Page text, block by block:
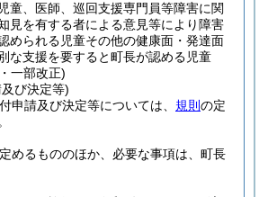
童、医師、巡回支援専門員等障害に関
見を有する者による意見等により障害
められる児童その他の健康面・発達面
な支援を要すると町長が認める児童
一部改正)
び決定等)
申請及び決定等については、 規則 の定
めるもののほか、必要な事項は、町長